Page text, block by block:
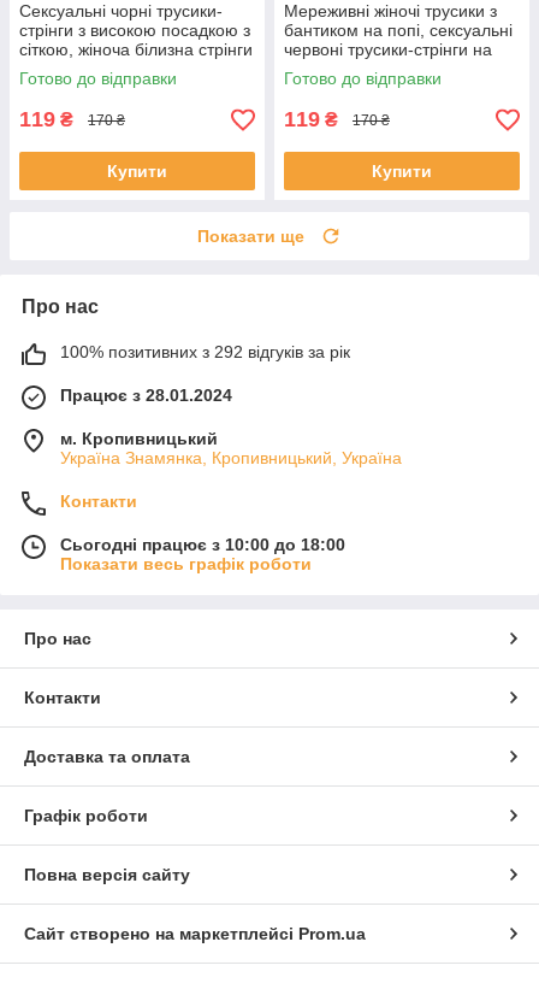
Сексуальні чорні трусики-
стрінги з високою посадкою з
сіткою, жіноча білизна стрінги
розмір M
Готово до відправки
119 ₴ 170 ₴
Купити
Мереживні жіночі трусики з
бантиком на попі, сексуальні
червоні трусики-стрінги на
високій посадці розмір M
Готово до відправки
119 ₴ 170 ₴
Купити
Показати ще
Про нас
100% позитивних з 292 відгуків за рік
Працює з 28.01.2024
м. Кропивницький
Україна Знамянка, Кропивницький, Україна
Контакти
Сьогодні працює з 10:00 до 18:00
Показати весь графік роботи
Про нас
Контакти
Доставка та оплата
Графік роботи
Повна версія сайту
Сайт створено на маркетплейсі Prom.ua